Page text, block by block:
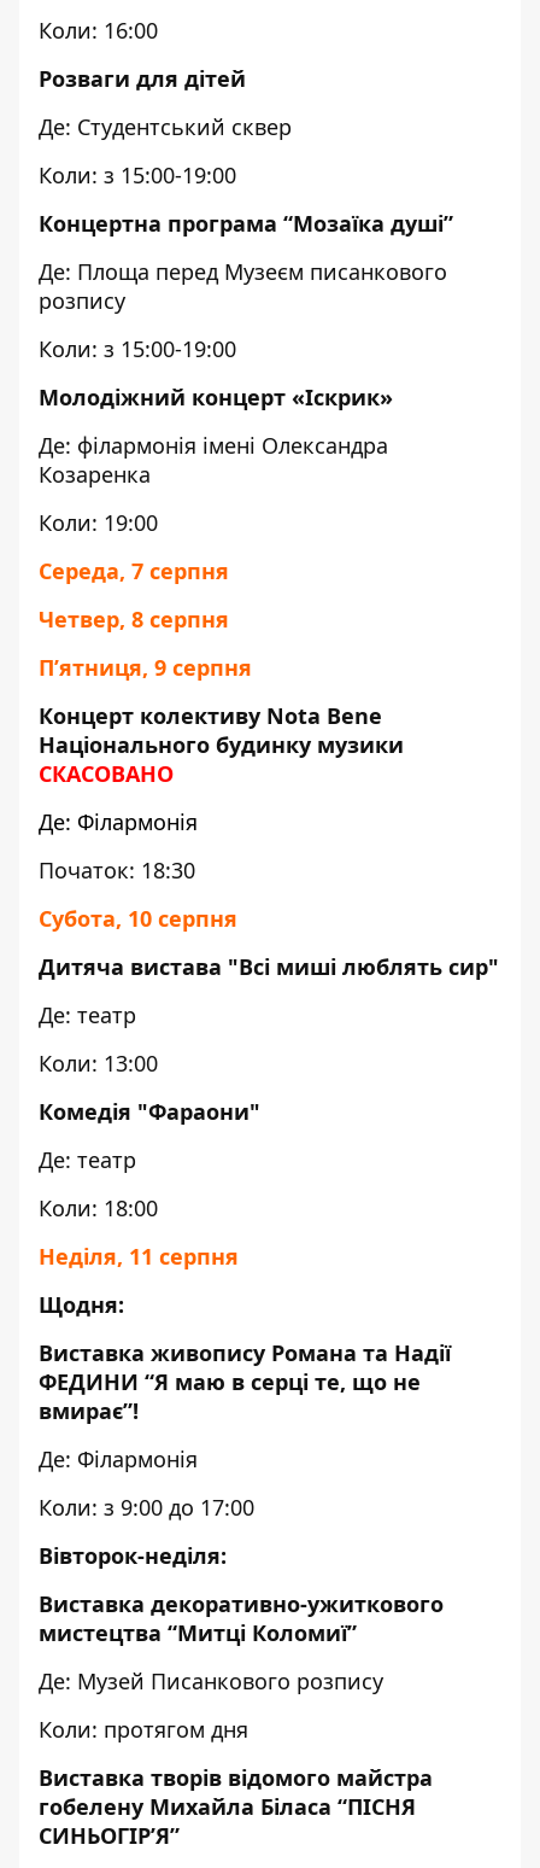
Коли: 16:00
Розваги для дітей
Де: Студентський сквер
Коли: з 15:00-19:00
Концертна програма “Мозаїка душі”
Де: Площа перед Музеєм писанкового
розпису
Коли: з 15:00-19:00
Молодіжний концерт «Іскрик»
Де: філармонія імені Олександра
Козаренка
Коли: 19:00
Середа, 7 серпня
Четвер, 8 серпня
П’ятниця, 9 серпня
Концерт колективу Nota Bene
Національного будинку музики
СКАСОВАНО
Де: Філармонія
Початок: 18:30
Субота, 10 серпня
Дитяча вистава "Всі миші люблять сир"
Де: театр
Коли: 13:00
Комедія "Фараони"
Де: театр
Коли: 18:00
Неділя, 11 серпня
Щодня:
Виставка живопису Романа та Надії
ФЕДИНИ “Я маю в серці те, що не
вмирає”!
Де: Філармонія
Коли: з 9:00 до 17:00
Вівторок-неділя:
Виставка декоративно-ужиткового
мистецтва “Митці Коломиї”
Де: Музей Писанкового розпису
Коли: протягом дня
Виставка творів відомого майстра
гобелену Михайла Біласа “ПІСНЯ
СИНЬОГІР’Я”